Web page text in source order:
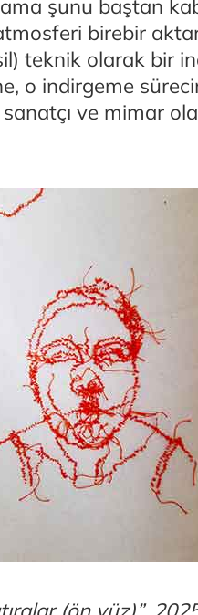
şunu baştan
birebir
teknik olarak bir
o indirgeme
sanatçı ve mimar